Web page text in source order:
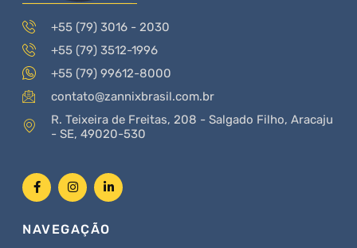
+55 (79) 3016 - 2030
+55 (79) 3512-1996
+55 (79) 99612-8000
contato@zannixbrasil.com.br
R. Teixeira de Freitas, 208 - Salgado Filho, Aracaju
- SE, 49020-530
NAVEGAÇÃO